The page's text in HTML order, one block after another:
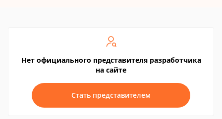
Нет официального представителя разработчика
на сайте
Стать представителем